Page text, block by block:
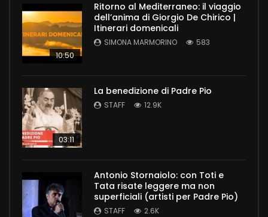
10:50
Ritorno al Mediterraneo: il viaggio
dell’anima di Giorgio De Chirico |
Itinerari domenicali
SIMONA MARMORINO 583
03:11
La benedizione di Padre Pio
STAFF 12.9K
Antonio Stornaiolo: con Toti e
Tata risate leggere ma non
superficiali (artisti per Padre Pio)
STAFF 2.6K